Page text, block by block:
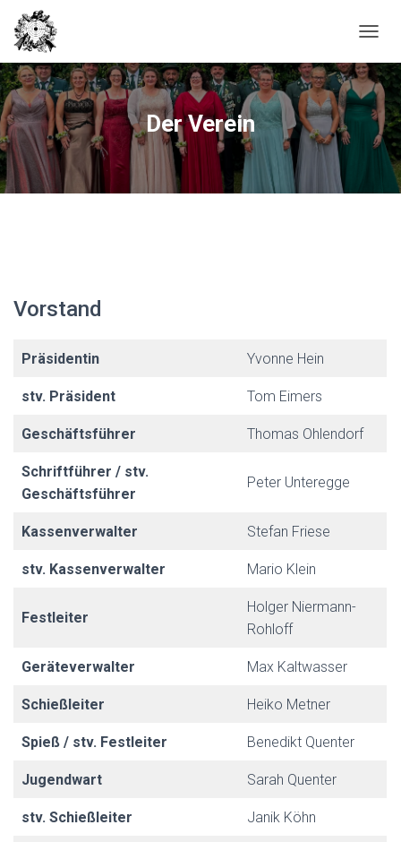
A
V
I
G
T
Der Verein
Vorstand
Präsidentin Yvonne Hein
stv. Präsident Tom Eimers
Geschäftsführer Thomas Ohlendorf
Schriftführer / stv.
Geschäftsführer
Peter Unteregge
Kassenverwalter Stefan Friese
stv. Kassenverwalter Mario Klein
Festleiter
Holger Niermann-
Rohloff
Geräteverwalter Max Kaltwasser
Schießleiter Heiko Metner
Spieß / stv. Festleiter Benedikt Quenter
Jugendwart Sarah Quenter
stv. Schießleiter Janik Köhn